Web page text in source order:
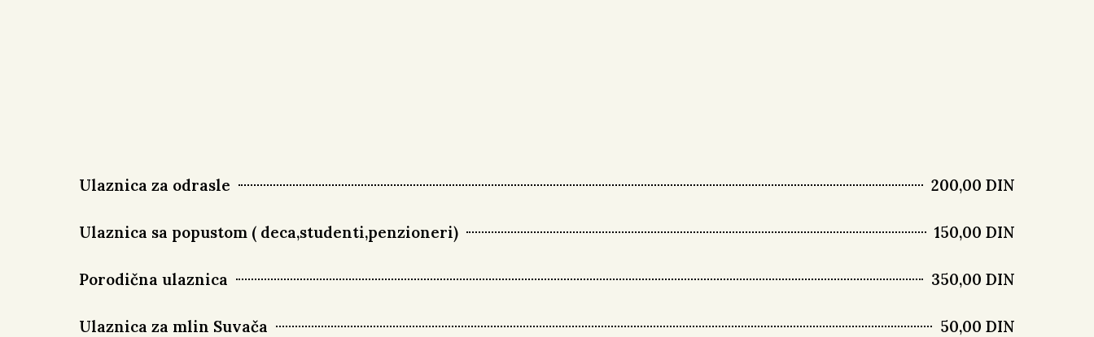
Ulaznica za odrasle 200,00 DIN
Ulaznica sa popustom ( deca,studenti,penzioneri) 150,00 DIN
Porodična ulaznica 350,00 DIN
Ulaznica za mlin Suvača 50,00 DIN